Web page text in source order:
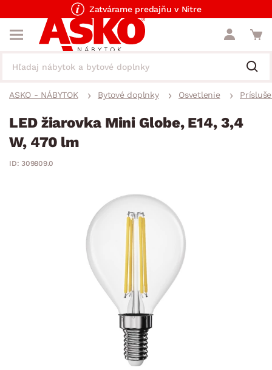
Zatvárame predajňu v Nitre
ASKO - NÁBYTOK Bytové doplnky Osvetlenie
LED žiarovka Mini Globe, E14, 3,4
W, 470 lm
ID: 309809.0